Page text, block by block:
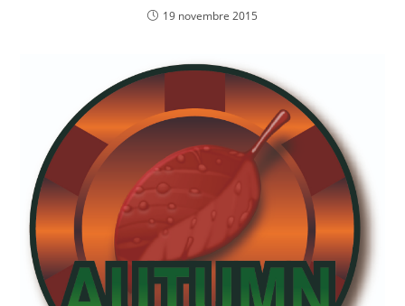
19 novembre 2015